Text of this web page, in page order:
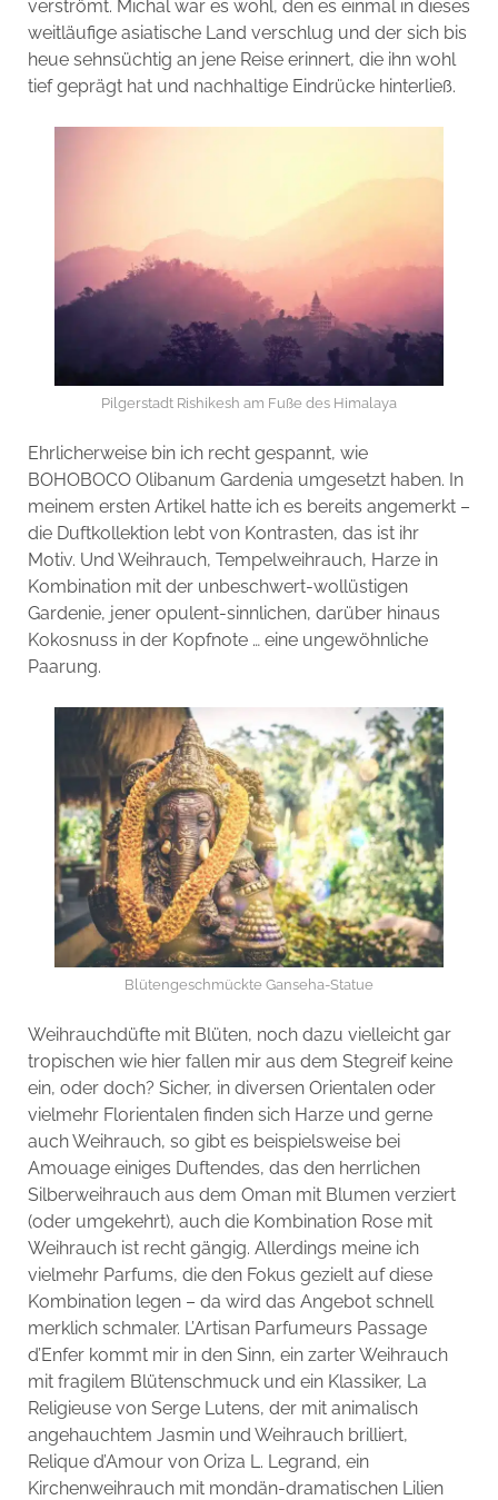
verströmt. Michal war es wohl, den es einmal in dieses
weitläufige asiatische Land verschlug und der sich bis
heue sehnsüchtig an jene Reise erinnert, die ihn wohl
tief geprägt hat und nachhaltige Eindrücke hinterließ.
Pilgerstadt Rishikesh am Fuße des Himalaya
Ehrlicherweise bin ich recht gespannt, wie
BOHOBOCO Olibanum Gardenia umgesetzt haben. In
meinem ersten Artikel hatte ich es bereits angemerkt –
die Duftkollektion lebt von Kontrasten, das ist ihr
Motiv. Und Weihrauch, Tempelweihrauch, Harze in
Kombination mit der unbeschwert-wollüstigen
Gardenie, jener opulent-sinnlichen, darüber hinaus
Kokosnuss in der Kopfnote … eine ungewöhnliche
Paarung.
Blütengeschmückte Ganseha-Statue
Weihrauchdüfte mit Blüten, noch dazu vielleicht gar
tropischen wie hier fallen mir aus dem Stegreif keine
ein, oder doch? Sicher, in diversen Orientalen oder
vielmehr Florientalen finden sich Harze und gerne
auch Weihrauch, so gibt es beispielsweise bei
Amouage einiges Duftendes, das den herrlichen
Silberweihrauch aus dem Oman mit Blumen verziert
(oder umgekehrt), auch die Kombination Rose mit
Weihrauch ist recht gängig. Allerdings meine ich
vielmehr Parfums, die den Fokus gezielt auf diese
Kombination legen – da wird das Angebot schnell
merklich schmaler. L’Artisan Parfumeurs Passage
d’Enfer kommt mir in den Sinn, ein zarter Weihrauch
mit fragilem Blütenschmuck und ein Klassiker, La
Religieuse von Serge Lutens, der mit animalisch
angehauchtem Jasmin und Weihrauch brilliert,
Relique d’Amourvon Oriza L. Legrand, ein
Kirchenweihrauch mit mondän-dramatischen Lilien